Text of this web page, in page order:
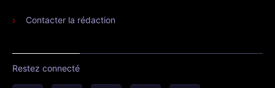
Contacter la rédaction
Restez connecté